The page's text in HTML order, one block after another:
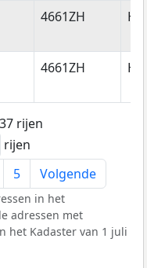
4661ZH
4661ZH
rijen
rijen
5 Volgende
in het
adressen met
het Kadaster van 1 juli